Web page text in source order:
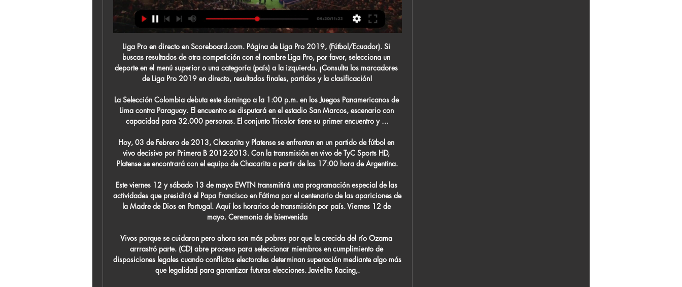
Liga Pro en directo en Scoreboard.com. Página de Liga Pro 2019, (Fútbol/Ecuador). Si buscas resultados de otra competición con el nombre Liga Pro, por favor, selecciona un deporte en el menú superior o una categoría (país) a la izquierda. ¡Consulta los marcadores de Liga Pro 2019 en directo, resultados finales, partidos y la clasificación!

La Selección Colombia debuta este domingo a la 1:00 p.m. en los Juegos Panamericanos de Lima contra Paraguay. El encuentro se disputará en el estadio San Marcos, escenario con capacidad para 32.000 personas. El conjunto Tricolor tiene su primer encuentro y …

Hoy, 03 de Febrero de 2013, Chacarita y Platense se enfrentan en un partido de fútbol en vivo decisivo por Primera B 2012-2013. Con la transmisión en vivo de TyC Sports HD, Platense se encontrará con el equipo de Chacarita a partir de las 17:00 hora de Argentina.

Este viernes 12 y sábado 13 de mayo EWTN transmitirá una programación especial de las actividades que presidirá el Papa Francisco en Fátima por el centenario de las apariciones de la Madre de Dios en Portugal. Aquí los horarios de transmisión por país. Viernes 12 de mayo. Ceremonia de bienvenida

Vivos porque se cuidaron pero ahora son más pobres por que la crecida del río Ozama arrrastró parte. (CD) abre proceso para seleccionar miembros en cumplimiento de disposiciones legales cuando conflictos electorales determinan superación mediante algo más que legalidad para garantizar futuras elecciones. Javielito Racing,.

Horario y dónde ver por TV el Celta de Vigo - Almería de hace 4 horas — Celta de Vigo y UD Almería se ven las caras en el partido que tiene lugar en el estadio Municipal de Balaídos, en la jornada 27 de LaLiga EA ...

Sábado 6/Mayo/2017 7:45 PM - Colombia - Liga Colombiana - Apertura 2017: En vivo Once Caldas vs Millonarios. Cubrimiento en línea a través de Colombia.com

Juego y serie para Leones de Yucatán sobre Diablos Rojos del México. 29 mayo, 2017 suenalapalabra Deja un comentario. Mérida, Yuc.28 de mayo.- Ronnier Mustelier bateó de 4-4 y José Samayoa brilló 7 entradas en la loma para darle el triunfo a los Leones 8-1 y ganarle la serie a los Diablos Rojos ante 11 mil personas en el Parque Kukulcán.

RC Celta - Web oficial Web oficial del RC Celta. Descubre las últimas novedades del RC Celta, servicios Mais Celta, compra de entradas y más información sobre el club.

El Departamento de Vivienda pone en marcha la Estadística del Mercado del Alquiler (EMA), una herramienta que ofrece el precio real de los alquileres en los municipios de Euskadi

Independiente Santa Fe atraviesa su mayor crisis de resultados a lo largo de este 2019, el cuadro 'Cardenal' suma 16 puntos en el corrido del año, apenas dos de ellos en la presente Liga Águila, en ocho meses no sabe lo que es ganar en condición de local y se ha ubicado en el último lugar de la tabla en toda la temporada, pese a ello, el.

Encuentra Vendo Casa En Altos De Ziruma Valledupar en Inmuebles en Valledupar, directo en Mercado Libre Colombia. Descubre tu próximo inmueble! Ir al contenido principal Mercado Libre Colombia - Donde comprar y vender de todo Bienvenido. Ingresa a tu cuenta para ver tus compras, favoritos, etc.

Almería 2-3 Celta: resultado, resumen y goles Victoria para el Celta de Vigo que suma en su casillero cuatro puntos y la primera victoria de la temporada, mientras que la UD Almería seguirá caminando en ...

Gigantes ganó a Marinos y forzó el sexto (Caracas) Marinos de Anzoátegui luchó hasta el último segundo del partido pero cayó derrotado ante Gigantes de Guayana 85x79 en el quinto partido de la semifinal de la Liga Profesional de Baloncesto.

VER Uefa Champions League En Directo ----/ VER Colombia VS Suiza EN VIVO VER España VS Nigeria EN VIVO VER River VS LDU Quito EN VIVO VER Almería VS Hércules EN VIVO VER España VS Nigeria EN VIVO VER Emiratos Árabes Unidos VS Manchester City EN VIVO VER Colombia VS Suíza EN VIVO FUTBOL. VER Paraguay VS Colombia EN VIVO.

Gaby Ocete y Paola Ferrari consiguieron llevar al Mann Filter de Zaragoza a unos históricos playoffs. Lo hicieron sumando entre las dos casi 30 puntos de promedio. La escolta paraguaya, de 30 años y 1,78 metros de altura, fue la máxima anotadora de la Liga Femenina la pasada temporada (19,1 puntos por partido).

El show de comedia musical compuesto por Pedro Palacios (guitarra y voz), Jesús Gallardo (acordeón, iPad y maracas) y Erick Ibarra (bajo y contrabajo) deleitará a su público de Pachuca *** sus parodias cómicas y monólogos, en donde brindarán un nuevo show apto para todo público. *** su humor ligero Los Tres Tristes Tigres han logrado.

Fábio Barros: Me encantan los préstamos en línea sin buró, porque nunca he tenido tarjetas de crédito ni he solicitado préstamos formales, pero de vez en cuando necesito un poco de ayuda para llegar a fin de mes, y ni siquiera tengo que salir de la casa.

Se encuentran también en Madrid los Escribanos de Provincia y Comi-siones. Dependían éstos de la Sala de Provincia del Consejo de Castilla, llamada así porque antes de que los Reyes fijasen de manera definitiva su residencia en Madrid, andaba itinerante, se encontraba allí donde estuviera la Corte del Rey ~.

Venezuela venció 4-1 a Bolivia en duelo amistoso en Caracas y con doblete del delantero Salomón Rondón | VIDEO El venezolano César Farías, seleccionador de Bolivia, tuvo un reencuentro amargo con la Vinotinto, a la que dirigió por seis años cuando perdió en Caracas por 4-1 y con una gran actuación del delantero Salomón Rondón

Florida is servit bi three railwey lines, the Ferrocarril General Bartolomé Mitre, Ferrocarril General Manuel Belgrano, an Tren de la Costa, which provide easy access tae the caipital. Its main commercial auries are centred aroond Avenida General San Martín an Avenida Maipú.

(VER TV@@) En vivo Celta Vigo vs UD Almería vídeo del partid hace 7 horas — (VER TV@@) En vivo Celta Vigo vs UD Almería vídeo del partido En vivo Almería - UD Las Palmas vídeo del partido 28/10/2023 1 marzo 2024 4 ...

De acuerdo con la ordenanza ministerial 217, es requisito para la licitación de las instalaciones de transmisión de red básica que incluyan transformadores de potencia con tensión primaria igual o superior a 230 kilovoltios (kV) y tensiones secundarias y terciarias inferiores a 230 kV, así como las respectivas conexiones y demás.

Luque Rico, Enrique vs Echeverria, John - predicciones, pronósticos y previas de partidos 2019-06-17 08:00. Ojea lasmejores apuestas gratuitas y las predicciones de cientos de tipsters exitos para Luque Rico, Enrique vs Echeverria, John o publica tus propios pronósticos. Y consigue premios especiales.

Saltan Argentina y Perú al campo de juego! El brasileño Wilton Sampaio será el árbitro del Argentina-Perú. Del equipo titular de Argentina, cuatro están a una amarilla de perderse el encuentro ante Ecuador, que se jugará el martes en Quito: Romero, Otamendi, Di María y Banega.

Revisa El Mapa, Atracciones Turísticas Y Cómo Llegar Puerto Progreso En La Ciudad De Pachuca de Soto Puerto Progreso - Pachuca de Soto La Dirección Es En El Barrio El Palmar En La Ciudad De Pachuca de Soto En El Estado De Hidalgo Si Conoces Este Lugar Deja Un Comentario O Consultar Cómo Llegar A Esta Dirección. Ciudad: Pachuca de Soto

¿Quiere apostar con las mejores cuotas de UEFA - Champions League en línea? Los márgenes más bajos y los límites más altos hacen de Pinnacle la elección de los apostadores importantes.

Es una buena jornada para sumar 3 puntos porque los demás rivales directos tienen partidos difíciles, hay un Valencia-Getafe.… un Betis-Barça y Espanyol-Sevilla, ellos han mejorado y están ganando partidos, no será fácil pero la ambición tiene que ser ir a sacar los 3 puntos, luego se podrá perder pero hay que salir a ganar!

Real Madrid Vs Athletic de Bilbao: resultado (5-0) Diario Bernabéu - 05 Oct 2014 El Real Madrid quiere seguir sumando para escalar en la clasificación, después de los tropiezos en los primeros partidos de la …

Los Diablos Rojos del México, fundado el 11 de febrero de 1940,. Volverían a jugar una final contra sus rivales Tigres de Quintana Roo con quienes cayeron en 4 partidos. En la temporada 2012 serían barridos por Sultanes de Monterrey en la primera ronda.

UD Almería: marcadores en directo, resultados y partidos Celta de Vigo. Almería. 01.03. 12:00. Almería. Sevilla. 11.03. 13:00. Las Palmas. Almería. 17.03. 08:15. Almería. Osasuna. 30.03. 08:15. Real Sociedad. Almería.

Por el lado de Taubaté, resaltar una muy buena defensa y un gran accionar colectivo con Wesley Freitas como goleador (5), pero goleo parejo en todo el equipo destacando André Soares, "Vini" Teixeira y Gillherme con 4 cada uno.. Universidad Nacional de Luján (ARG) 4 +07: 4: 5.

[ septiembre 25, 2019 ] LIVE/TV Waterhouse vs Motagua En VIVO 25/09/2019 Fútbol en VIVO Buscar: Inicio Fútbol en VIVO ((((SEÑAL HD )))) Málaga vs Almería En VIVO 07SEP2019

coahuila hospital de especialidades 71 cmn torreon durango hospital general de zona con medicina familiar 1 durango. monterrey tamaulipas hospital general de zona 11 nuevo laredo nuevo leon hospital general de zona con medicina familiar 6 san nicolas de los garza nuevo leon. entrada directa xlii enarm vuelta 1 cirugÍa general.

RC Celta vs UD Almería EN DIRECTO 1. 3. 2024 | Fútbol Sigue el RC Celta vs UD Almería 1. 3. 2024 en directo - livescore, audio commentary, historial de enfrentamientos (H2H), últimos resultados y más ...

En Alacant, provincia de Alicante, encontramos la dirección Carrer Club de Futbol Hercules. Si no has encontrado la dirección que estabas buscando utiliza nuestro buscador de calles que encontrarás en la esquina superior izquierda del mapa.

RC Celta de Vigo - UD Almería hace 10 horas — El resultado más común de encuentros entre RC Celta de Vigo y UD Almería es 1 - 0. 3 encuentros han terminado con este resultado.

Celta de Vigo contra UD Almería Ver en directo, Pronósticos Mira y apuesta en el partido en vivo. Regístrese o inicie sesión para